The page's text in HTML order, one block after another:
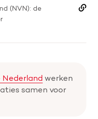
(NVN): de
werken
samen voor